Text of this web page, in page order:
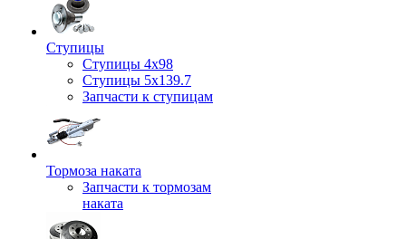
Ступицы
Ступицы 4x98
Ступицы 5x139.7
Запчасти к ступицам
Тормоза наката
Запчасти к тормозам
наката